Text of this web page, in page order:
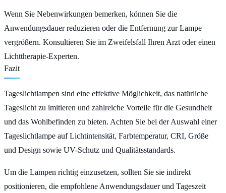
Wenn Sie Nebenwirkungen bemerken, können Sie die
Anwendungsdauer reduzieren oder die Entfernung zur Lampe
vergrößern. Konsultieren Sie im Zweifelsfall Ihren Arzt oder einen
Lichttherapie-Experten.
Fazit
Tageslichtlampen sind eine effektive Möglichkeit, das natürliche
Tageslicht zu imitieren und zahlreiche Vorteile für die Gesundheit
und das Wohlbefinden zu bieten. Achten Sie bei der Auswahl einer
Tageslichtlampe auf Lichtintensität, Farbtemperatur, CRI, Größe
und Design sowie UV-Schutz und Qualitätsstandards.
Um die Lampen richtig einzusetzen, sollten Sie sie indirekt
positionieren, die empfohlene Anwendungsdauer und Tageszeit